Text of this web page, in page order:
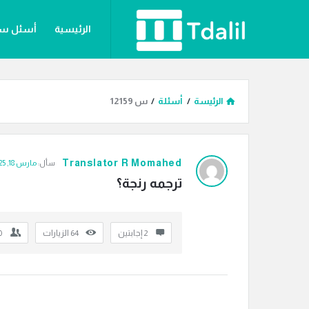
الترجمة
الترجمة
القائمة
الرئيسية أسئل
الرئيسة / أسئلة / س 12159
الترجمة
Translator R Momahed سأل:مارس 18, 2025
ترجمه رنجة؟
‫2 إجابتين 64 الزيارات